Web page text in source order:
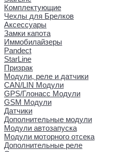
Комплектующие
Чехлы для Брелков
Аксессуары
Замки капота
Иммобилайзеры
Pandect
StarLine
Призрак
Модули, реле и датчики
CAN/LIN Модули
GPS/Глонасс Модули
GSM Модули
Датчики
Дополнительные модули
Модули автозапуска
Модули моторного отсека
Дополнительные реле